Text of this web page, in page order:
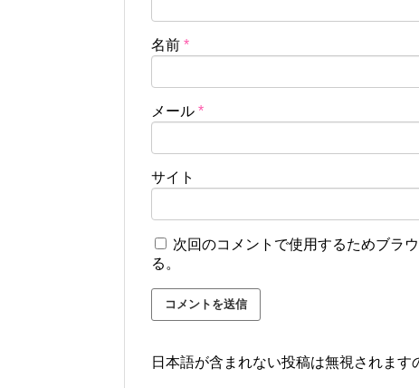
名前 *
メール *
サイト
次回のコメントで使用するためブラ
る。
日本語が含まれない投稿は無視されます